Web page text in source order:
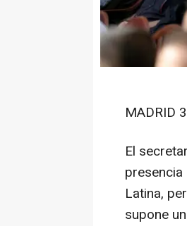
MADRID
El
Latina,
supone